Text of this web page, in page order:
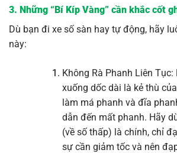
3. Những “Bí Kíp Vàng” cần khắc cốt
Dù bạn đi xe số sàn hay tự động, hãy
này:
Không Rà Phanh Liên Tục:
xuống dốc dài là kẻ thù
làm má phanh và đĩa
dẫn đến mất phanh. Hãy
(về số thấp) là chính, chỉ
sự cần giảm tốc và nên